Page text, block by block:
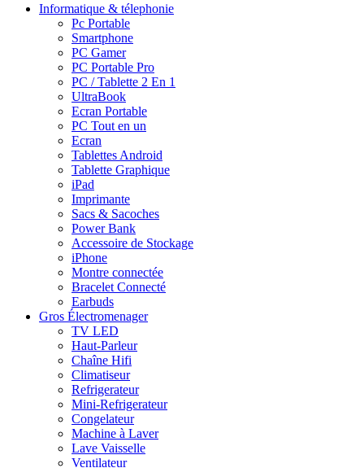
Informatique & télephonie
Pc Portable
Smartphone
PC Gamer
PC Portable Pro
PC / Tablette 2 En 1
UltraBook
Ecran Portable
PC Tout en un
Ecran
Tablettes Android
Tablette Graphique
iPad
Imprimante
Sacs & Sacoches
Power Bank
Accessoire de Stockage
iPhone
Montre connectée
Bracelet Connecté
Earbuds
Gros Électromenager
TV LED
Haut-Parleur
Chaîne Hifi
Climatiseur
Refrigerateur
Mini-Refrigerateur
Congelateur
Machine à Laver
Lave Vaisselle
Ventilateur